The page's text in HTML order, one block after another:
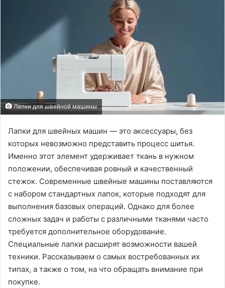
Лапки для швейной машины
Лапки для швейных машин — это аксессуары, без
которых невозможно представить процесс шитья.
Именно этот элемент удерживает ткань в нужном
положении, обеспечивая ровный и качественный
стежок. Современные швейные машины поставляются
с набором стандартных лапок, которые подходят для
выполнения базовых операций. Однако для более
сложных задач и работы с различными тканями часто
требуется дополнительное оборудование.
Специальные лапки расширят возможности вашей
техники. Рассказываем о самых востребованных их
типах, а также о том, на что обращать внимание при
покупке.